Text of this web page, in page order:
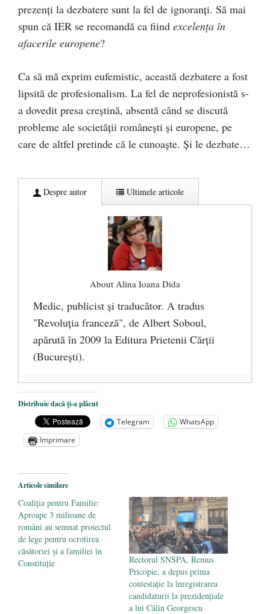
prezenţi la dezbatere sunt la fel de ignoranţi. Să mai
spun că IER se recomandă ca fiind excelenţa în
afacerile europene?
Ca să mă exprim eufemistic, această dezbatere a fost
lipsită de profesionalism. La fel de neprofesionistă s-
a dovedit presa creştină, absentă când se discută
probleme ale societăţii româneşti şi europene, pe
care de altfel pretinde că le cunoaşte. Şi le dezbate…
Despre autor Ultimele articole
About Alina Ioana Dida
Medic, publicist şi traducător. A tradus
"Revoluţia franceză", de Albert Soboul,
apărută în 2009 la Editura Prietenii Cărţii
(Bucureşti).
Ceva despre pandemie
O carte despre embrionul uman, ca
persoană ce trebuie apărată - 8 octombrie
2019
împlinește 140 de ani de la înființare
septembrie 2019
Distribuie dacă ți-a plăcut
Telegram
WhatsApp
Imprimare
Articole similare
Coaliția pentru Familie:
Aproape 3 milioane de
români au semnat proiectul
de lege pentru ocrotirea
căsătoriei și a familiei în
Constituție
Rectorul SNSPA, Remus
Pricopie, a depus prima
contestație la înregistrarea
candidaturii la prezidențiale
a lui Călin Georgescu